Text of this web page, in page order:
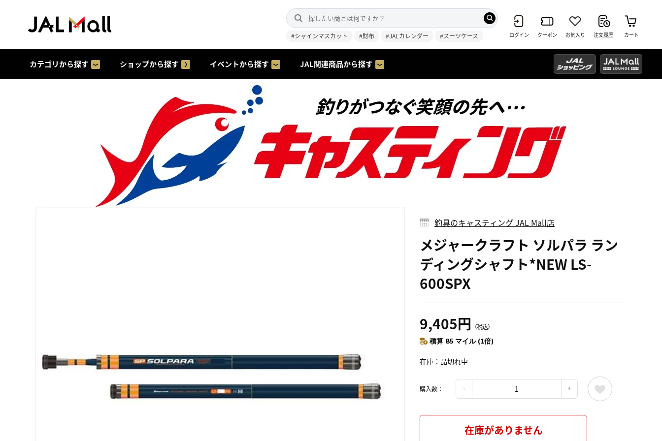
#シャインマスカット #財布 #JALカレンダー #スーツケース ログイン クーポン お気入り 注文履歴 カート
カテゴリから探す ショップから探す イベントから探す JAL関連商品から探す
釣具のキャスティング JAL Mall店
メジャークラフト ソルパラ ラン
ディングシャフト*NEW LS-
600SPX
9,405円 （税込）
積算 85 マイル (1倍)
在庫 品切れ中
購入数：
在庫がありません